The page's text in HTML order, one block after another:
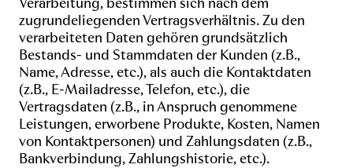
zugrundeliegenden Vertragsverhältnis. Zu den
verarbeiteten Daten gehören grundsätzlich
Bestands- und Stammdaten der Kunden (z.B.,
Name, Adresse, etc.), als auch die Kontaktdaten
(z.B., E-Mailadresse, Telefon, etc.), die
Vertragsdaten (z.B., in Anspruch genommene
Leistungen, erworbene Produkte, Kosten, Namen
von Kontaktpersonen) und Zahlungsdaten (z.B.,
Bankverbindung, Zahlungshistorie, etc.).